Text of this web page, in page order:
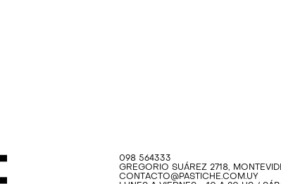
098 564333
GREGORIO SUÁREZ 2718,
CONTACTO@PASTICHE.COM.UY